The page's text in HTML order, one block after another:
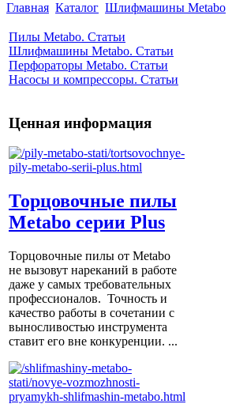
Главная Каталог Шлифмашины Metabo
Пилы Metabo. Статьи
Шлифмашины Metabo. Статьи
Перфораторы Metabo. Статьи
Насосы и компрессоры. Статьи
Ценная информация
Торцовочные пилы
Metabo серии Plus
Торцовочные пилы от Metabo
не вызовут нареканий в работе
даже у самых требовательных
профессионалов. Точность и
качество работы в сочетании с
выносливостью инструмента
ставит его вне конкуренции. ...